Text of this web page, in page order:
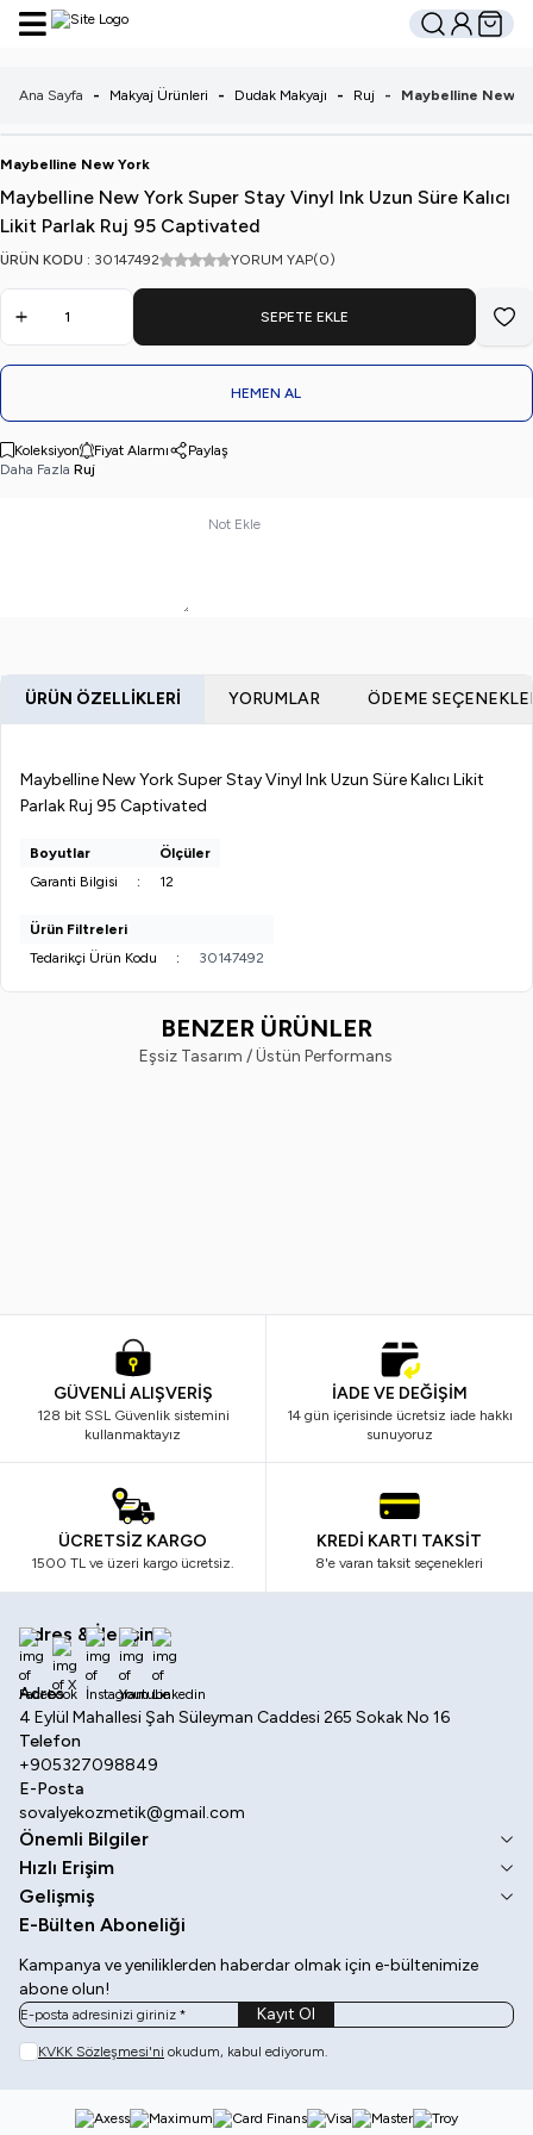
Hesabım
Sepetim
Ana Sayfa - Makyaj Ürünleri - Dudak Makyajı - Ruj - Maybelline New
Maybelline New York
Maybelline New York Super Stay Vinyl Ink Uzun Süre Kalıcı
Likit Parlak Ruj 95 Captivated
ÜRÜN KODU : 30147492 YORUM YAP(0)
SEPETE EKLE
HEMEN AL
Koleksiyon Fiyat Alarmı
Paylaş
Daha Fazla Ruj
Not Ekle
ÜRÜN ÖZELLIKLERI YORUMLAR ÖDEME
Maybelline New York Super Stay Vinyl Ink Uzun Süre Kalıcı Likit
Parlak Ruj 95 Captivated
Boyutlar
Ölçüler
Garanti Bilgisi
: 12
Ürün Filtreleri
Tedarikçi Ürün Kodu
: 30147492
BENZER ÜRÜNLER
Eşsiz Tasarım / Üstün Performans
GÜVENLİ ALIŞVERİŞ
128 bit SSL Güvenlik sistemini
kullanmaktayız
İADE VE DEĞİŞİM
14 gün içerisinde ücretsiz iade hakkı
sunuyoruz
ÜCRETSİZ KARGO
1500 TL ve üzeri kargo ücretsiz.
KREDİ KARTI TAKSİT
8'e varan taksit seçenekleri
Adres & İletişim
Adres
4 Eylül Mahallesi Şah Süleyman Caddesi 265 Sokak No 16
Telefon
+905327098849
E-Posta
sovalyekozmetik@gmail.com
Facebook
X İnstagram
Youtube
Önemli Bilgiler
Hızlı Erişim
Gelişmiş
E-Bülten Aboneliği
Kampanya ve yeniliklerden haberdar olmak için e-bültenimize
abone olun!
Kayıt Ol
KVKK Sözleşmesi'ni okudum, kabul ediyorum.